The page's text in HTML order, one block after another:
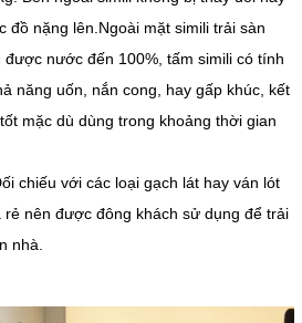
đồ nặng lên.Ngoài mặt simili trải sàn
được nước đến 100%, tấm simili có tính
năng uốn, nắn cong, hay gấp khúc, kết
mặc dù dùng trong khoảng thời gian
chiếu với các loại gạch lát hay ván lót
rẻ nên được đông khách sử dụng để trải
nhà.